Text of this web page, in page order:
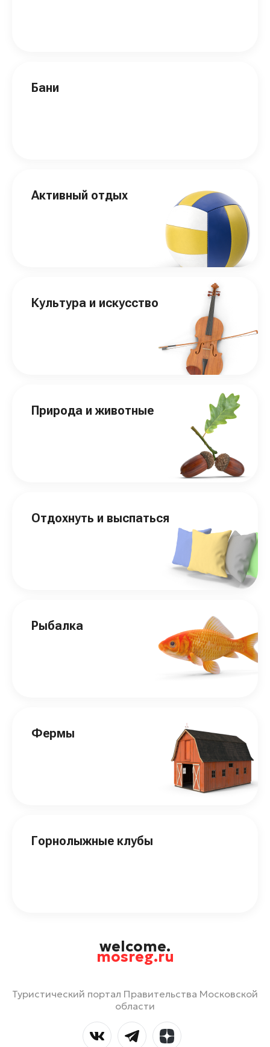
Бани
Активный отдых
Культура и искусство
Природа и животные
Отдохнуть и выспаться
Рыбалка
Фермы
Горнолыжные клубы
welcome.
mosreg.ru
Туристический портал Правительства Московской
области